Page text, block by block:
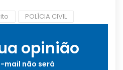
POLÍCIA CIVIL
opinião
mail não será